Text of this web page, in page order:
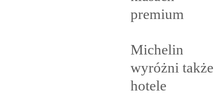
premium
Michelin
wyróżni także
hotele